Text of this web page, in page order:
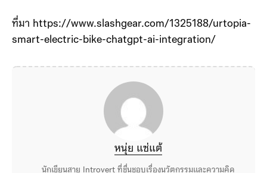
ที่มา https://www.slashgear.com/1325188/urtopia-
smart-electric-bike-chatgpt-ai-integration/
หนุ่ย แซ่แต้
นักเขียนสาย Introvert ที่ชื่นชอบเรื่องนวัตกรรมและความคิด